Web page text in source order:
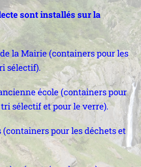
sont installés sur la
la Mairie (containers pour les
sélectif).
école (containers pour
sélectif et pour le verre).
(containers pour les déchets et